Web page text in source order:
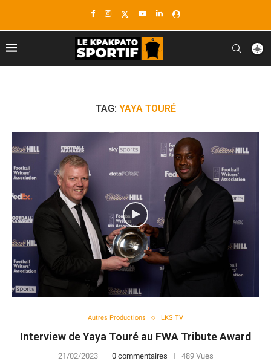
TAG: YAYA TOURÉ
Autres Productions LKS TV
Interview de Yaya Touré au FWA Tribute Award
21/02/2023 0 commentaires 489 Vues